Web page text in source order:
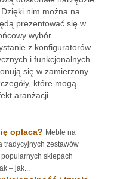
nim można na
prezentować się w
wybór.
z konfiguratorów
i funkcjonalnych
się w zamierzony
które mogą
aranżacji.
opłaca? Meble na
tradycyjnych zestawów
sklepach
– jak...